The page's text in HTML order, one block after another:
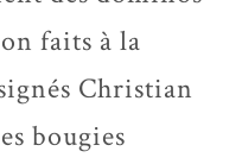
faits à la
Christian
bougies